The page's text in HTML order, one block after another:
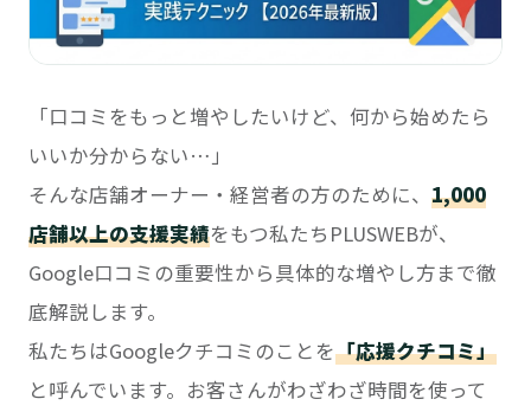
「口コミをもっと増やしたいけど、何から始めたら
いいか分からない…」
そんな店舗オーナー・経営者の方のために、 1,000
店舗以上の支援実績をもつ私たちPLUSWEBが、
Google口コミの重要性から具体的な増やし方まで徹
底解説します。
私たちはGoogleクチコミのことを「応援クチコミ」
と呼んでいます。お客さんがわざわざ時間を使って